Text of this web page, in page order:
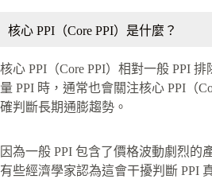
核心 PPI（Core PPI）是什麼？
核心 PPI（Core PPI）相對一般 PPI
量 PPI 時，通常也會關注核心 PPI（
確判斷長期通膨趨勢。
因為一般 PPI 包含了價格波動劇烈的
有些經濟學家認為這會干擾判斷 PPI